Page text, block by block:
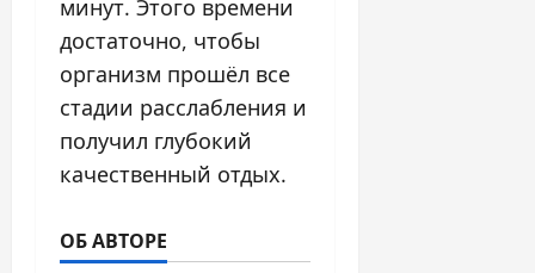
минут. Этого времени
достаточно, чтобы
организм прошёл все
стадии расслабления и
получил глубокий
качественный отдых.
ОБ АВТОРЕ